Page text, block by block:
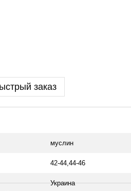
заказ
муслин
42-44,44-46
Украина